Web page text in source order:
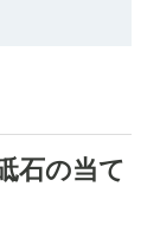
石の当て